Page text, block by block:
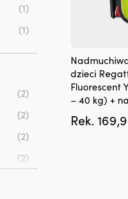
(1)
(1)
(2)
(2)
(2)
(2)
Ten
produkt
ma
wiele
wariantów.
Opcje
dzieci
Fluorescent
– 40 kg) +
Rek.